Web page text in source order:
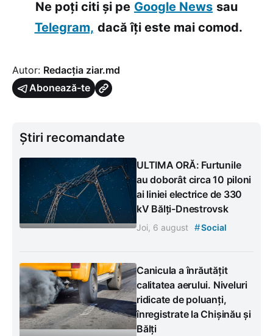
Ne poți citi și pe Google News sau
Telegram, dacă îți este mai comod.
Autor: Redacția ziar.md
Abonează-te
Știri recomandate
ULTIMA ORĂ: Furtunile
au doborât circa 10 piloni
ai liniei electrice de 330
kV Bălți-Dnestrovsk
Joi, 6 august #Social
Canicula a înrăutățit
calitatea aerului. Niveluri
ridicate de poluanți,
înregistrate la Chișinău și
Bălți